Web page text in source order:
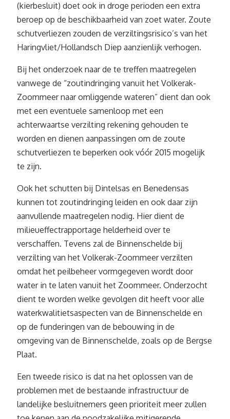
(kierbesluit) doet ook in droge perioden een extra
beroep op de beschikbaarheid van zoet water. Zoute
schutverliezen zouden de verziltingsrisico’s van het
Haringvliet/Hollandsch Diep aanzienlijk verhogen.
Bij het onderzoek naar de te treffen maatregelen
vanwege de “zoutindringing vanuit het Volkerak-
Zoommeer naar omliggende wateren” dient dan ook
met een eventuele samenloop met een
achterwaartse verzilting rekening gehouden te
worden en dienen aanpassingen om de zoute
schutverliezen te beperken ook vóór 2015 mogelijk
te zijn.
Ook het schutten bij Dintelsas en Benedensas
kunnen tot zoutindringing leiden en ook daar zijn
aanvullende maatregelen nodig. Hier dient de
milieueffectrapportage helderheid over te
verschaffen. Tevens zal de Binnenschelde bij
verzilting van het Volkerak-Zoommeer verzilten
omdat het peilbeheer vormgegeven wordt door
water in te laten vanuit het Zoommeer. Onderzocht
dient te worden welke gevolgen dit heeft voor alle
waterkwalitietsaspecten van de Binnenschelde en
op de funderingen van de bebouwing in de
omgeving van de Binnenschelde, zoals op de Bergse
Plaat.
Een tweede risico is dat na het oplossen van de
problemen met de bestaande infrastructuur de
landelijke besluitnemers geen prioriteit meer zullen